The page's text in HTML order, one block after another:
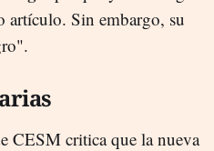
artículo. Sin embargo, su
CESM critica que la nueva